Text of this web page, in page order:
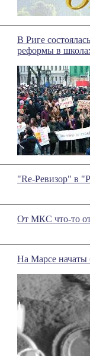
В Риге
реформы в
"Re-Ревизор" в
От МКС что-то
На Марсе начаты